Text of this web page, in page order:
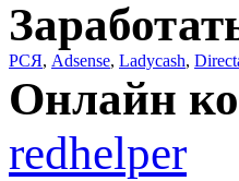
РСЯ, Adsense, Ladycash,
Онлайн
redhelper